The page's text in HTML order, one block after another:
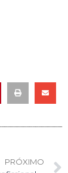
PRÓXIMO